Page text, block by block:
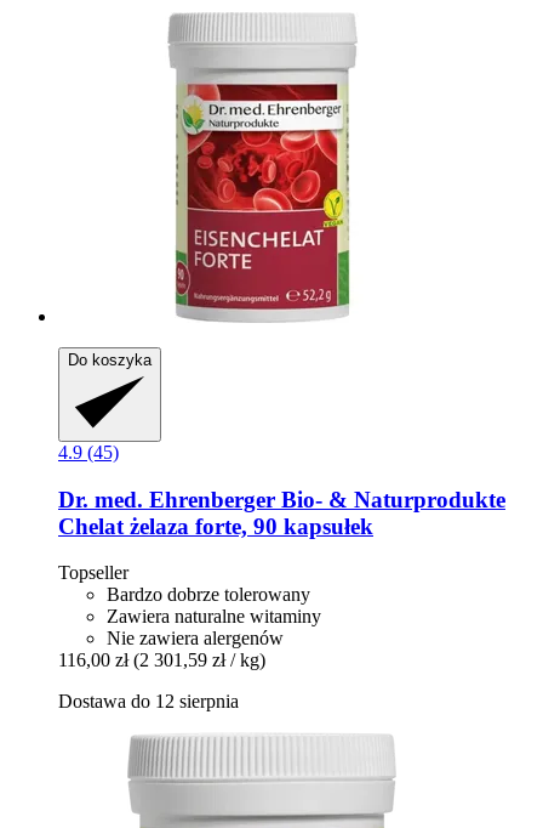
Do koszyka
4.9 (45)
Dr. med. Ehrenberger Bio- & Naturprodukte
Chelat żelaza forte, 90 kapsułek
Topseller
Bardzo dobrze tolerowany
Zawiera naturalne witaminy
Nie zawiera alergenów
116,00 zł (2 301,59 zł / kg)
Dostawa do 12 sierpnia